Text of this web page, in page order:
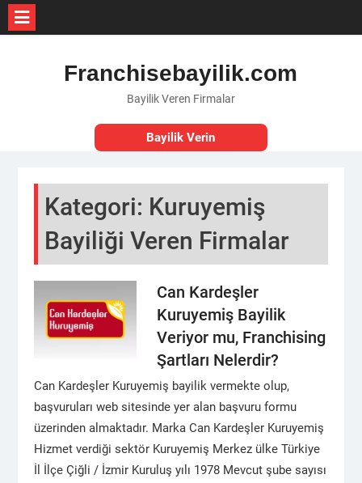
Franchisebayilik.com
Bayilik Veren Firmalar
Bayilik Verin
Kategori: Kuruyemiş
Bayiliği Veren Firmalar
Can Kardeşler
Kuruyemiş Bayilik
Veriyor mu, Franchising
Şartları Nelerdir?
Can Kardeşler Kuruyemiş bayilik vermekte olup,
başvuruları web sitesinde yer alan başvuru formu
üzerinden almaktadır. Marka Can Kardeşler Kuruyemiş
Hizmet verdiği sektör Kuruyemiş Merkez ülke Türkiye
İl İlçe Çiğli / İzmir Kuruluş yılı 1978 Mevcut şube sayısı